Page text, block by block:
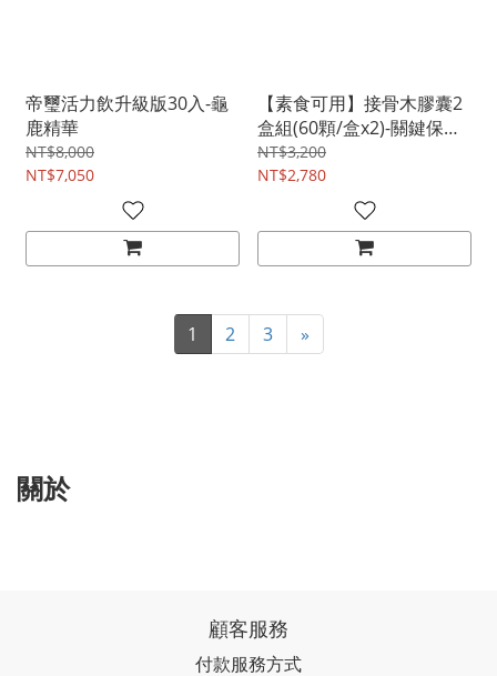
帝璽活力飲升級版30入-龜
鹿精華
NT$8,000
NT$7,050
【素食可用】接骨木膠囊2
盒組(60顆/盒x2)-關鍵保養
新選擇
NT$3,200
NT$2,780
1 2 3 »
關於
顧客服務
付款服務方式